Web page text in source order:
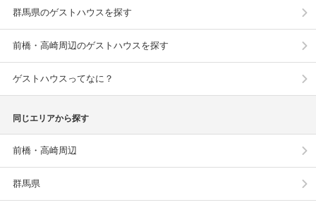
群馬県のゲストハウスを探す
前橋・高崎周辺のゲストハウスを探す
ゲストハウスってなに？
同じエリアから探す
前橋・高崎周辺
群馬県